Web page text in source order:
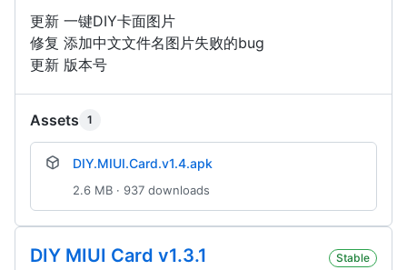
更新 一键DIY卡面图片
修复 添加中文文件名图片失败的bug
更新 版本号
Assets 1
DIY.MIUI.Card.v1.4.apk
2.6 MB · 937 downloads
DIY MIUI Card v1.3.1 Stable